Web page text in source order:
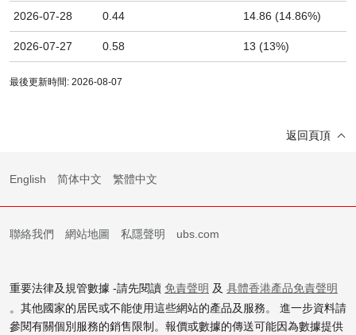
2026-07-28 0.44 14.86 (14.86%)
2026-07-27 0.58 13 (13%)
最後更新時間: 2026-08-07
返回頁頂
English 简体中文 繁體中文
聯絡我們 網站地圖 私隱聲明 ubs.com
重要法律及規管數據 -請先閱讀 免責聲明 及 具體香港產品免責聲明
。其他國家的居民或不能使用這些網站的產品及服務。 進一步資料請
參閱有關個別服務的銷售限制。報價或數據的傳送可能因為數據提供